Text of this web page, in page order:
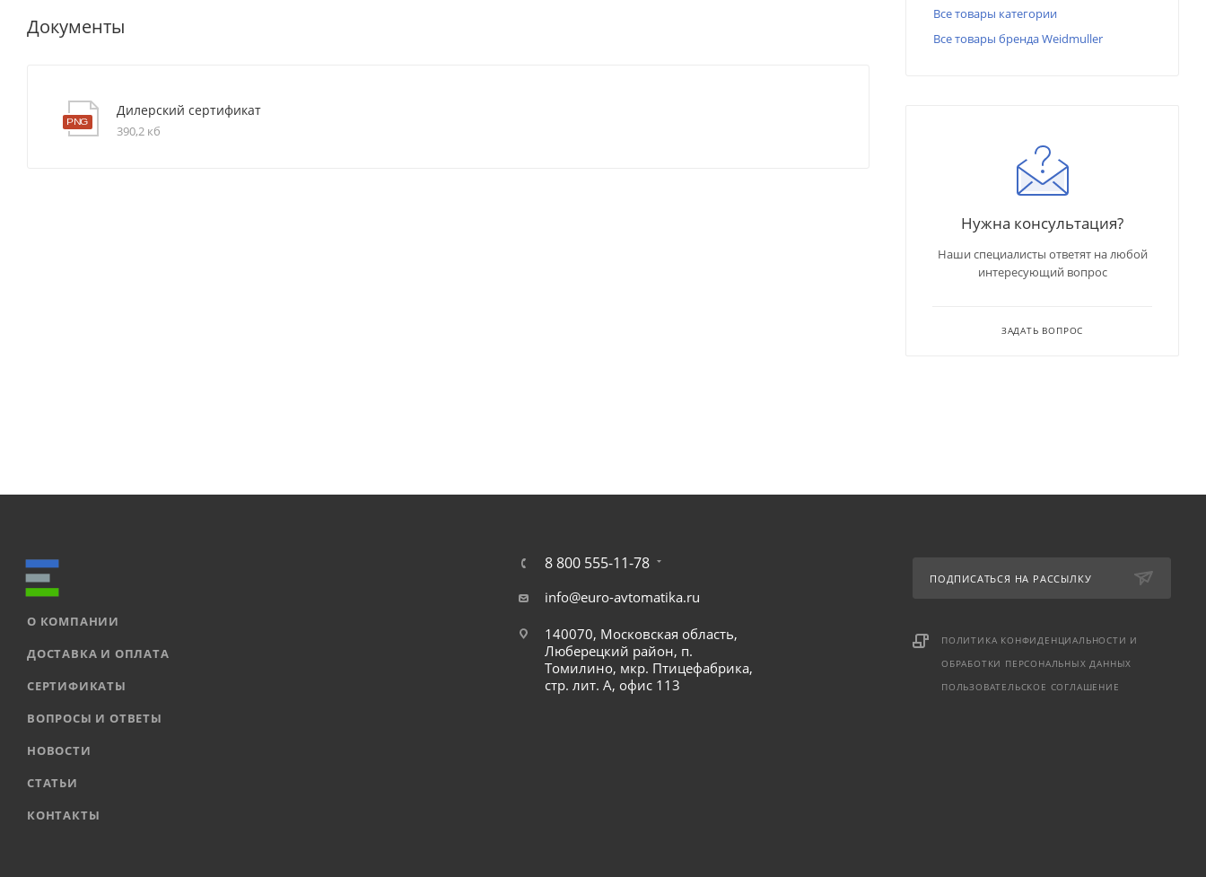
Документы
Дилерский сертификат
390,2 кб
Все товары категории
Все товары бренда Weidmuller
Нужна консультация?
Наши специалисты ответят на любой
интересующий вопрос
ЗАДАТЬ ВОПРОС
О КОМПАНИИ
ДОСТАВКА И ОПЛАТА
СЕРТИФИКАТЫ
ВОПРОСЫ И ОТВЕТЫ
НОВОСТИ
СТАТЬИ
КОНТАКТЫ
8 800 555-11-78
info@euro-avtomatika.ru
140070, Московская область,
Люберецкий район, п.
Томилино, мкр. Птицефабрика,
стр. лит. А, офис 113
ПОДПИСАТЬСЯ НА РАССЫЛКУ
ПОЛИТИКА КОНФИДЕНЦИАЛЬНОСТИ И
ОБРАБОТКИ ПЕРСОНАЛЬНЫХ ДАННЫХ
ПОЛЬЗОВАТЕЛЬСКОЕ СОГЛАШЕНИЕ